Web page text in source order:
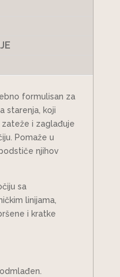
formulisan za
starenja, koji
zateže i zaglađuje
Pomaže u
njihov
sa
linijama,
i kratke